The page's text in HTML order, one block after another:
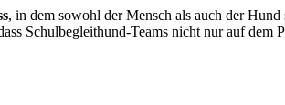
, in dem sowohl der Mensch als auch der Hund
Schulbegleithund-Teams nicht nur auf dem